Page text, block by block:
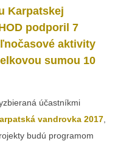
Karpatskej
podporil 7
aktivity
sumou 10
účastníkmi
vandrovka 2017,
budú programom